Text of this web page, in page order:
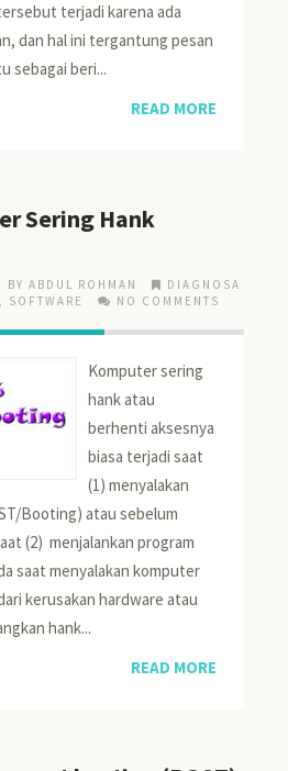
terjadi karena ada
dan hal ini tergantung pesan
sebagai beri...
READ MORE
Sering Hank
BY ABDUL ROHMAN
DIAGNOSA
, SOFTWARE NO COMMENTS
Komputer sering
hank atau
berhenti aksesnya
biasa terjadi saat
(1) menyalakan
Booting) atau sebelum
(2) menjalankan program
saat menyalakan komputer
kerusakan hardware atau
hank...
READ MORE